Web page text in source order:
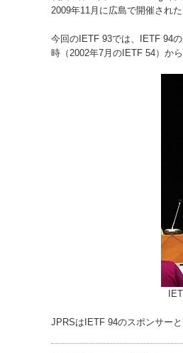
2009年11月に広島で開催され
今回のIETF 93では、IETF 94
時（2002年7月のIETF 54）か
JPRSはIETF 94のスポンサー